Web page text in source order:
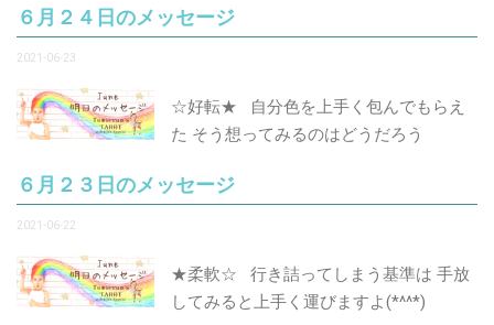
６月２４日のメッセージ
2021-06-23
☆好転★ 自分色を上手く包んでもらえ
た そう想ってみるのはどうだろう
６月２３日のメッセージ
2021-06-22
★柔軟☆ 行き詰ってしまう基準は 手放
してみると上手く運びますよ(*^^*)